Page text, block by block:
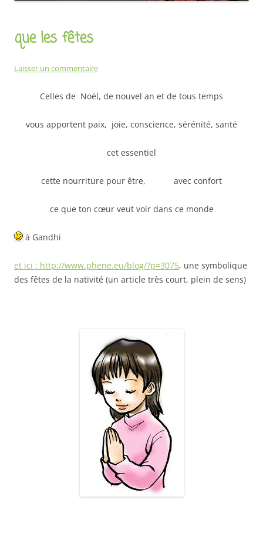
que les fêtes
Laisser un commentaire
Celles de Noël, de nouvel an et de tous temps
vous apportent paix, joie, conscience, sérénité, santé
cet essentiel
cette nourriture pour être, avec confort
ce que ton cœur veut voir dans ce monde
à Gandhi
et ici : http://www.phene.eu/blog/?p=3075, une symbolique
des fêtes de la nativité (un article très court, plein de sens)